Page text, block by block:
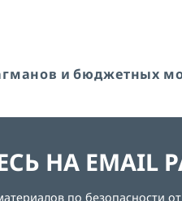
и бюджетных
НА EMAIL
по безопасности